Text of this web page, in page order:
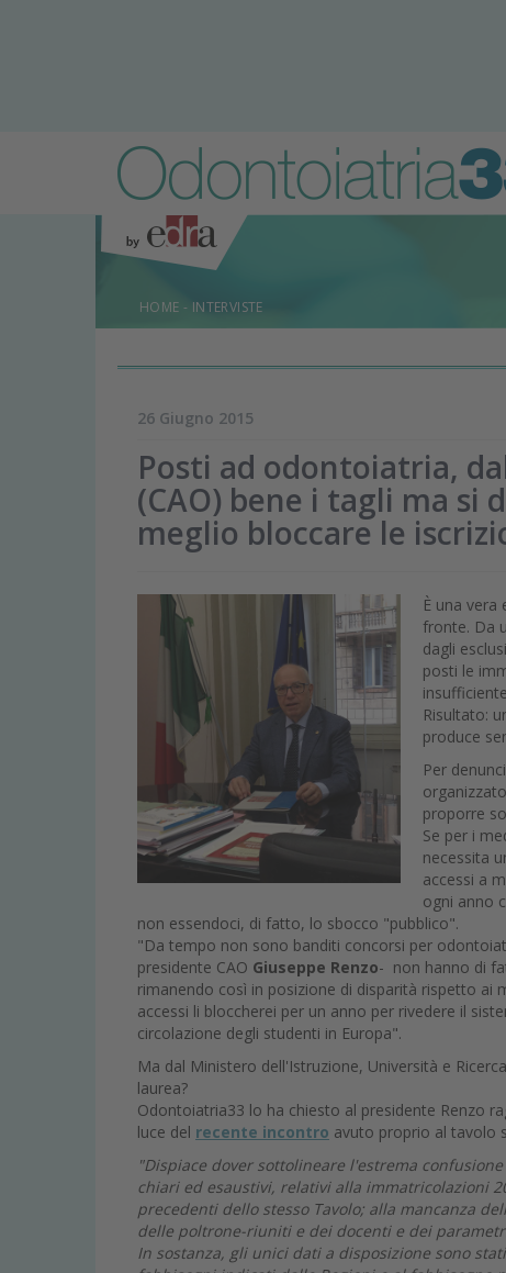
HOME - INTERVISTE
26 Giugno 2015
Posti ad odontoiatria,
(CAO) bene i tagli ma si
meglio bloccare le
È una
fronte. Da
dagli
posti le
Risultato:
produce
Per
proporre
Se per i
necessita
accessi a
ogni anno
non essendoci, di fatto, lo sbocco "pubblico".
"Da tempo non sono banditi concorsi per
presidente CAO Giuseppe Renzo- non hanno di
rimanendo così in posizione di disparità rispetto ai
accessi li bloccherei per un anno per rivedere il
circolazione degli studenti in Europa".
Ma dal Ministero dell'Istruzione, Università e
laurea?
Odontoiatria33 lo ha chiesto al presidente Renzo
luce del recente incontro avuto proprio al tavolo
"Dispiace dover sottolineare l'estrema
chiari ed esaustivi, relativi alla immatricolazioni
precedenti dello stesso Tavolo; alla mancanza
delle poltrone-riuniti e dei docenti e dei
In sostanza, gli unici dati a disposizione sono